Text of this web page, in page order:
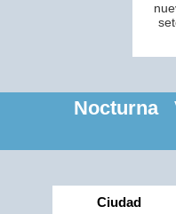
Nocturna
Ciudad